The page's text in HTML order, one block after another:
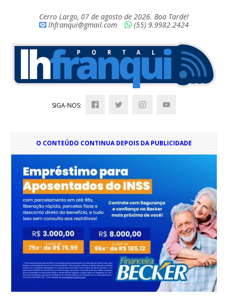
Cerro Largo, 07 de agosto de 2026. Boa Tarde!
lhfranqui@gmail.com
(55) 9.9982.2424
SIGA-NOS:
O CONTEÚDO CONTINUA DEPOIS DA PUBLICIDADE